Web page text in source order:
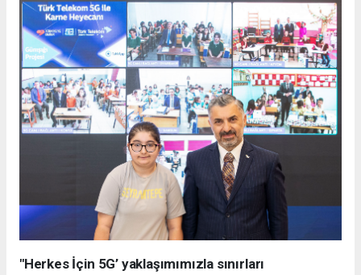
"Herkes İçin 5G’ yaklaşımımızla sınırları